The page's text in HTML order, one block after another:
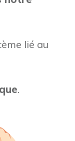
lié au
.